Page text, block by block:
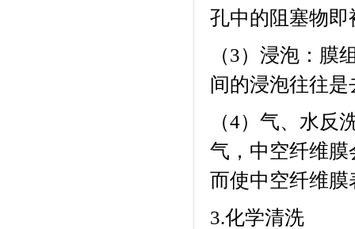
孔中的阻塞物即
（3）浸泡：膜
间的浸泡往往
（4）气、水反
气，中空纤维
而使中空纤维
3.化学清洗